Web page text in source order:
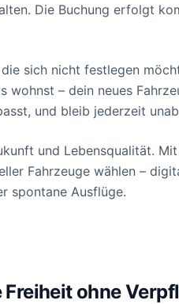
Die Buchung erfolgt
sich nicht festlegen
wohnst – dein neues
und bleib jederzeit
und Lebensqualität.
Fahrzeuge wählen –
spontane Ausflüge.
ohne